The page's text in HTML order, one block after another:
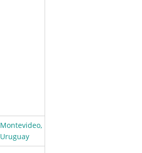
Montevideo,
Uruguay